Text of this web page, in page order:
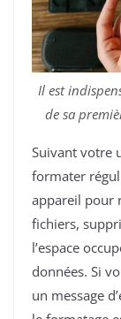
Il est
de sa
Suivant votre
formater
appareil pour
fichiers,
l’espace
données. Si
un message